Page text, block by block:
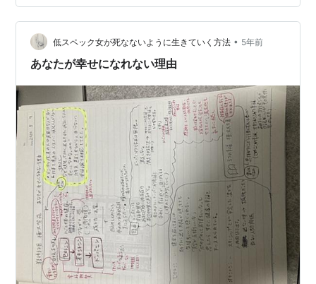
私が３つのアイデア発見で人生一発逆転したお話」 をお
伝えいたします。 タイトルの３つのアイデアとは？ ①
朝の5分〜1時間の運動(ヨガ、ストレッチ、軽い筋トレ、
朝散歩) ②朝と夜…
低スペック女が死なないように生きていく方法 • 5年前
あなたが幸せになれない理由